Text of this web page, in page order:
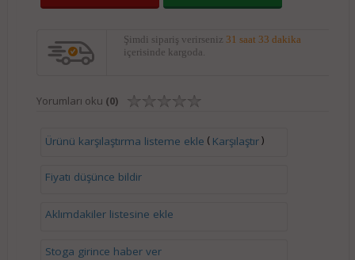
Şimdi sipariş verirseniz 31 saat 33 dakika
içerisinde kargoda.
Yorumları oku (0)
Ürünü karşılaştırma listeme ekle ( Karşılaştır)
Fiyatı düşünce bildir
Aklımdakiler listesine ekle
Stoga girince haber ver